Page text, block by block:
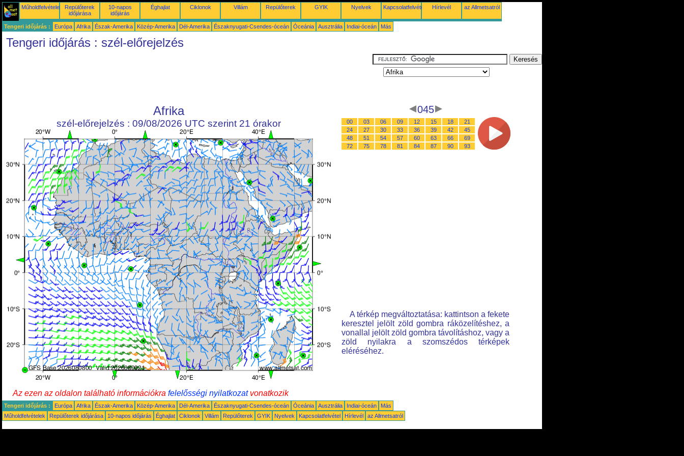
Műholdfelvételek
Repülőterek
időjárása
10-napos
időjárás
Éghajlat Ciklonok Villám Repülőterek GYIK Nyelvek Kapcsolatfelvétel Hírlevél az Allmetsatról
Tengeri időjárás : Európa Afrika Észak-Amerika Közép-Amerika Dél-Amerika Északnyugati-Csendes-óceán Óceánia Ausztrália Indiai-óceán Más
Tengeri időjárás : szél-előrejelzés
Afrika
szél-előrejelzés : 09/08/2026 UTC szerint 21 órakor
045
00 03 06 09 12 15 18
21
24
27 30 33 36 39 42
45
48
51 54 57 60 63 66
69
72
75 78 81 84 87 90 93
A térkép megváltoztatása: kattintson a fekete
keresztel jelölt zöld gombra ráközelítéshez, a
vonallal jelölt zöld gombra távolításhoz, vagy a
zöld nyilakra a szomszédos térképek
eléréséhez.
Az ezen az oldalon található információkra felelősségi nyilatkozatvonatkozik
Tengeri időjárás : Európa Afrika Észak-Amerika Közép-Amerika Dél-Amerika Északnyugati-Csendes-óceán Óceánia Ausztrália Indiai-óceán
Más
Műholdfelvételek
Repülőterek időjárása 10-napos időjárás Éghajlat Ciklonok Villám Repülőterek GYIK Nyelvek Kapcsolatfelvétel Hírlevél az Allmetsatról